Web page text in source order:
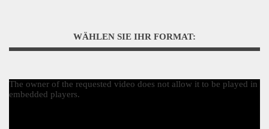
WÄHLEN SIE IHR FORMAT:
The owner of the requested video does not allow it to be played in
embedded players.